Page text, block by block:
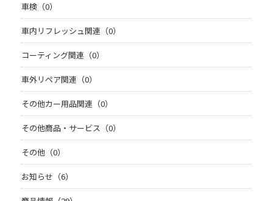
車検（0）
車内リフレッシュ関連（0）
コーティング関連（0）
車外リペア関連（0）
その他カー用品関連（0）
その他商品・サービス（0）
その他（0）
お知らせ（6）